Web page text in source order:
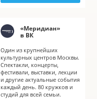
«Меридиан»
в ВК
Один из крупнейших
культурных центров Москвы.
Спектакли, концерты,
фестивали, выставки, лекции
и другие актуальные события
каждый день. 80 кружков и
студий для всей семьи.